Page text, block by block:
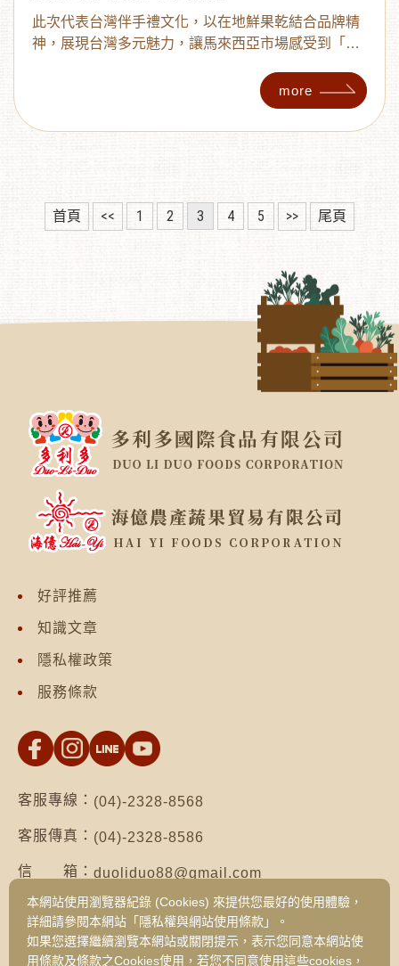
此次代表台灣伴手禮文化，以在地鮮果乾結合品牌精
神，展現台灣多元魅力，讓馬來西亞市場感受到「好
more
首頁 << 1 2 3 4 5 >> 尾頁
好評推薦
知識文章
隱私權政策
服務條款
客服專線： (04)-2328-8568
客服傳真： (04)-2328-8586
信 箱： duoliduo88@gmail.com
地 址：台南市仁德區保安路二段552號（台南總公
司）
台中市西區健行路1049號3樓之19（台中
旗艦門市）
本網站使用瀏覽器紀錄 (Cookies) 來提供您最好的使用體驗，
詳細請參閱本網站「隱私權與網站使用條款」。
如果您選擇繼續瀏覽本網站或關閉提示，表示您同意本網站使
用條款及條款之Cookies使用，若您不同意使用這些cookies，